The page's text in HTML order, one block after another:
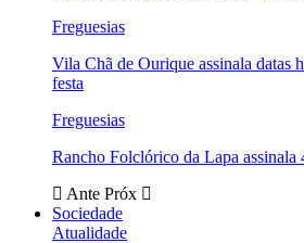
Freguesias
Vila Chã de Ourique assinala datas
festa
Freguesias
Rancho Folclórico da Lapa assinala
Ante Próx
Sociedade
Atualidade